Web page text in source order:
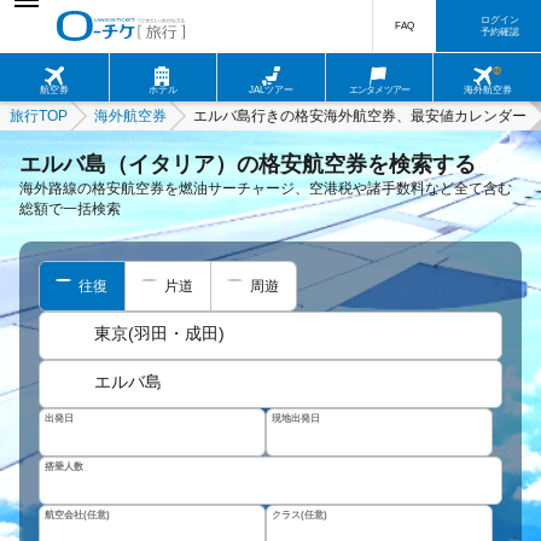
航空券 ホテル JALツアー エンタメツアー 海外航空券
FAQ
ログイン
予約確認
旅行TOP 海外航空券 エルバ島行きの格安海外航空券、最安値カレンダー
エルバ島（イタリア）の格安航空券を検索する
海外路線の格安航空券を燃油サーチャージ、空港税や諸手数料など全て含む
総額で一括検索
往復 片道 周遊
東京(羽田・成田)
エルバ島
出発日 現地出発日
搭乗人数
航空会社(任意) クラス(任意)